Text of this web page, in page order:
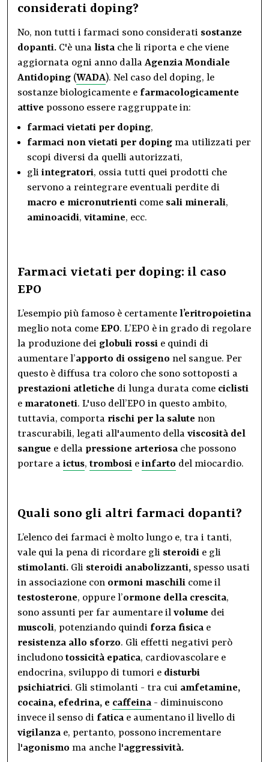
considerati doping?
No, non tutti i farmaci sono considerati sostanze
dopanti. C'è una lista che li riporta e che viene
aggiornata ogni anno dalla Agenzia Mondiale
Antidoping (WADA). Nel caso del doping, le
sostanze biologicamente e farmacologicamente
attive possono essere raggruppate in:
farmaci vietati per doping,
farmaci non vietati per doping ma utilizzati per
scopi diversi da quelli autorizzati,
gli integratori, ossia tutti quei prodotti che
servono a reintegrare eventuali perdite di
macro e micronutrienti come sali minerali,
aminoacidi, vitamine, ecc.
Farmaci vietati per doping: il caso
EPO
L’esempio più famoso è certamente l’eritropoietina
meglio nota come EPO. L’EPO è in grado di regolare
la produzione dei globuli rossi e quindi di
aumentare l’apporto di ossigeno nel sangue. Per
questo è diffusa tra coloro che sono sottoposti a
prestazioni atletiche di lunga durata come ciclisti
e maratoneti. L'uso dell’EPO in questo ambito,
tuttavia, comporta rischi per la salute non
trascurabili, legati all'aumento della viscosità del
sangue e della pressione arteriosa che possono
portare a ictus, trombosi e infarto del miocardio.
Quali sono gli altri farmaci dopanti?
L’elenco dei farmaci è molto lungo e, tra i tanti,
vale qui la pena di ricordare gli steroidi e gli
stimolanti. Gli steroidi anabolizzanti, spesso usati
in associazione con ormoni maschili come il
testosterone, oppure l’ormone della crescita,
sono assunti per far aumentare il volume dei
muscoli, potenziando quindi forza fisica e
resistenza allo sforzo. Gli effetti negativi però
includono tossicità epatica, cardiovascolare e
endocrina, sviluppo di tumori e disturbi
psichiatrici. Gli stimolanti - tra cui amfetamine,
cocaina, efedrina, e caffeina - diminuiscono
invece il senso di fatica e aumentano il livello di
vigilanza e, pertanto, possono incrementare
l'agonismo ma anche l'aggressività.